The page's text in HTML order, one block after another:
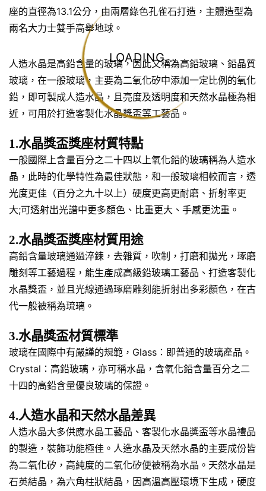
LOADING...
座的直徑為13.1公分，由兩層綠色孔雀石打造，主體造型為
兩名大力士雙手高舉地球。
人造水晶是高鉛含量的玻璃，因此又稱為高鉛玻璃、鉛晶質
玻璃，在一般玻璃，主要為二氧化矽中添加一定比例的氧化
鉛，即可製成人造水晶，且亮度及透明度和天然水晶極為相
近，可用於打造客製化水晶獎盃等工藝品。
1.水晶獎盃獎座材質特點
一般國際上含量百分之二十四以上氧化鉛的玻璃稱為人造水
晶，此時的化學特性為最佳狀態，和一般玻璃相較而言，透
光度更佳（百分之九十以上）硬度更高更耐磨、折射率更
大;可透射出光譜中更多顏色、比重更大、手感更沈重。
2.水晶獎盃獎座材質用途
高鉛含量玻璃通過淬鍊，去雜質，吹制，打磨和拋光，琢磨
雕刻等工藝過程，能生產成高級鉛玻璃工藝品、打造客製化
水晶獎盃，並且光線通過琢磨雕刻能折射出多彩顏色，在古
代一般被稱為琉璃。
3.水晶獎盃材質標準
玻璃在國際中有嚴謹的規範，Glass：即普通的玻璃產品。
Crystal：高鉛玻璃，亦可稱水晶，含氧化鉛含量百分之二
十四的高鉛含量優良玻璃的保證。
4.人造水晶和天然水晶差異
人造水晶大多供應水晶工藝品、客製化水晶獎盃等水晶禮品
的製造，裝飾功能極佳。人造水晶及天然水晶的主要成份皆
為二氧化矽，高純度的二氧化矽便被稱為水晶。天然水晶是
石英結晶，為六角柱狀結晶，因高溫高壓環境下生成，硬度